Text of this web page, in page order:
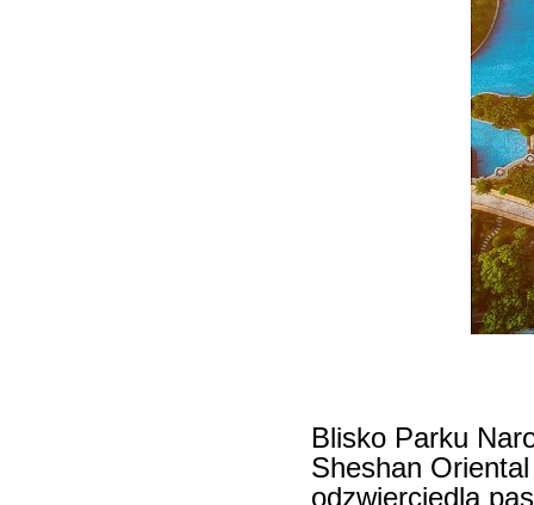
Blisko Parku
Sheshan
odzwierciedla